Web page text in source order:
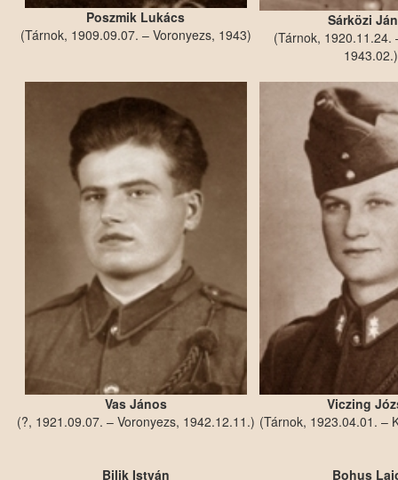
Poszmik Lukács
(Tárnok, 1909.09.07. – Voronyezs, 1943)
Sárközi
(Tárnok, 1920.11.24.
1943.02.)
Vas János
(?, 1921.09.07. – Voronyezs, 1942.12.11.)
Viczing
(Tárnok, 1923.04.01. –
Bilik István
Bohus